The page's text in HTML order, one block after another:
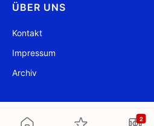
2
ÜBER UNS
Kontakt
Impressum
Archiv
@ FussballTransfers.com 2009-2026